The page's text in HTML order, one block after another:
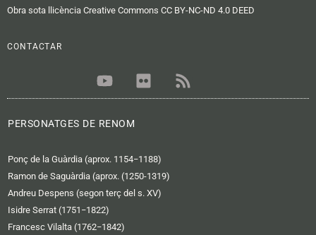
Obra sota llicència Creative Commons CC BY-NC-ND 4.0 DEED
CONTACTAR
Y
o
t
b
e
F
l
r
R
s
PERSONATGES DE RENOM
Ponç de la Guàrdia (aprox. 1154−1188)
Ramon de Saguàrdia (aprox. (1250-1319)
Andreu Despens (segon terç del s. XV)
Isidre Serrat (1751−1822)
Francesc Vilalta (1762−1842)